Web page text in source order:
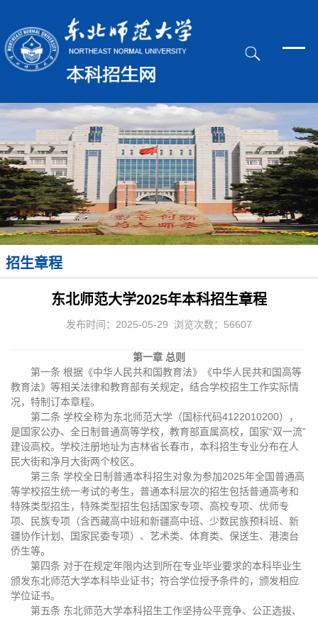
招生章程
东北师范大学2025年本科招生章程
发布时间：2025-05-29 浏览次数： 56607
第一章 总则
第一条 根据《中华人民共和国教育法》《中华人民共和国高等
教育法》等相关法律和教育部有关规定，结合学校招生工作实际情
况，特制订本章程。
第二条 学校全称为东北师范大学（国标代码4122010200），
是国家公办、全日制普通高等学校，教育部直属高校，国家“双一流”
建设高校。学校注册地址为吉林省长春市，本科招生专业分布在人
民大街和净月大街两个校区。
第三条 学校全日制普通本科招生对象为参加2025年全国普通高
等学校招生统一考试的考生，普通本科层次的招生包括普通高考和
特殊类型招生，特殊类型招生包括国家专项、高校专项、优师专
项、民族专项（含西藏高中班和新疆高中班、少数民族预科班、新
疆协作计划、国家民委专项）、艺术类、体育类、保送生、港澳台
侨生等。
第四条 对于在规定年限内达到所在专业毕业要求的本科毕业生
颁发东北师范大学本科毕业证书；符合学位授予条件的，颁发相应
学位证书。
第五条 东北师范大学本科招生工作坚持公平竞争、公正选拔、